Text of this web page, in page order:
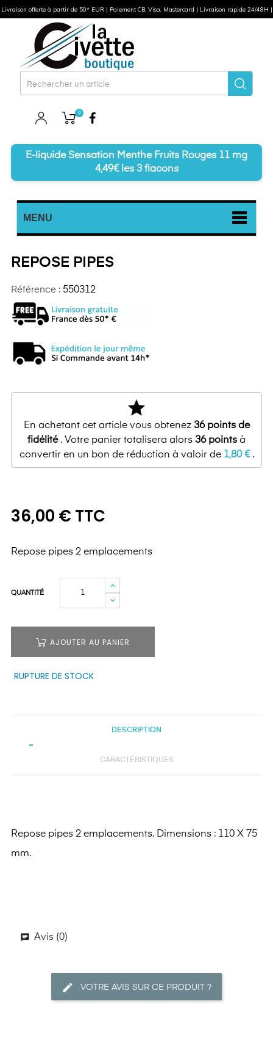
0
E-liquide Sensation Menthe Fruits Rouges 11 mg
4,49€ les 3 flacons
MENU
REPOSE PIPES
Référence : 550312
star
En achetant cet article vous obtenez 36points de
fidélité. Votre panier totalisera alors 36points à
convertir en un bon de réduction à valoir de 1,80 €.
36,00 € TTC
Repose pipes 2 emplacements
QUANTITÉ
AJOUTER AU PANIER
RUPTURE DE STOCK
DESCRIPTION
CARACTÉRISTIQUES
Repose pipes 2 emplacements. Dimensions : 110 X 75
mm.
Avis (0)
VOTRE AVIS SUR CE PRODUIT ?
Livraison offerte à partir de 50* EUR | Paiement CB, Visa, Mastercard | Livraison rapide 24/48H |